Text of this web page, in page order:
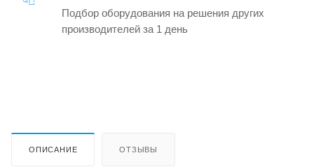
Подбор оборудования на решения других
производителей за 1 день
ОПИСАНИЕ ОТЗЫВЫ